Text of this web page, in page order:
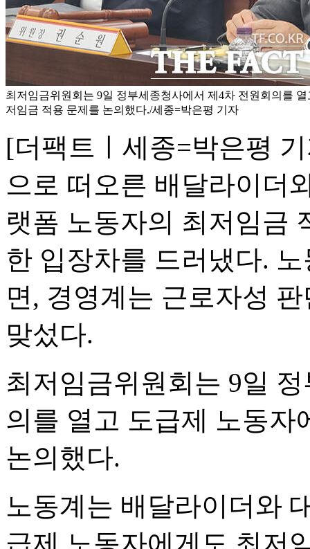
최저임금위원회는 9일 정부세종청사에서 제4차 전원회의를
저임금 적용 문제를 논의했다./세종=박은평 기자
[더팩트ㅣ세종=박은평
으로 떠오른 배달라이더
랫폼 노동자의 최저임금
한 입장차를 드러냈다.
면, 경영계는 근로자성
맞섰다.
최저임금위원회는 9일
의를 열고 도급제 노동자
논의했다.
노동계는 배달라이더와